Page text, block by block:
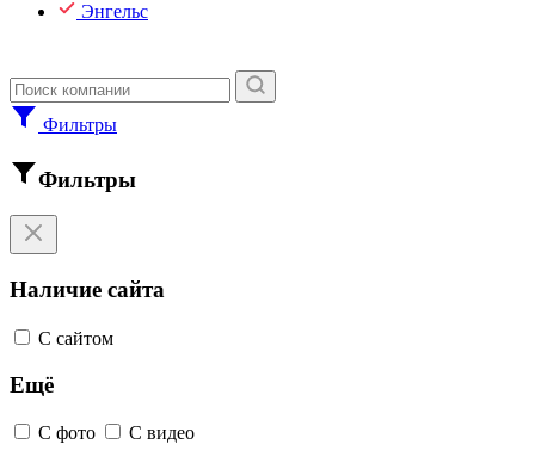
Энгельс
Фильтры
Фильтры
Наличие сайта
С сайтом
Ещё
С фото С видео